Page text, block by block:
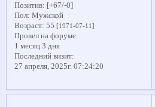
Позитив: [+67/-0]
Пол: Мужской
Возраст: 55 [1971-07-11]
Провел на форуме:
1 месяц 3 дня
Последний визит:
27 апреля, 2025г. 07:24:20